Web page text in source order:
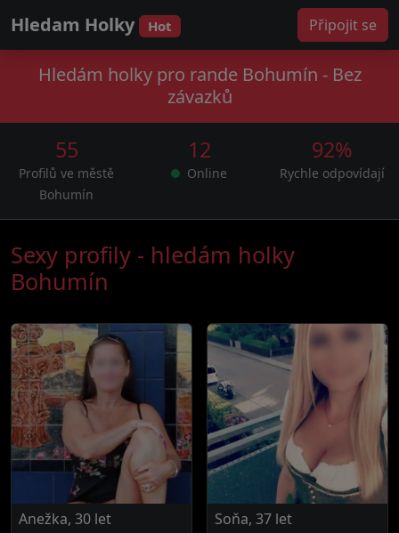
Hledam Holky Hot Připojit se
Hledám holky pro rande Bohumín - Bez
závazků
55
Profilů ve městě
Bohumín
12
Online
92%
Rychle odpovídají
Sexy profily - hledám holky
Bohumín
Anežka, 30 let Soňa, 37 let